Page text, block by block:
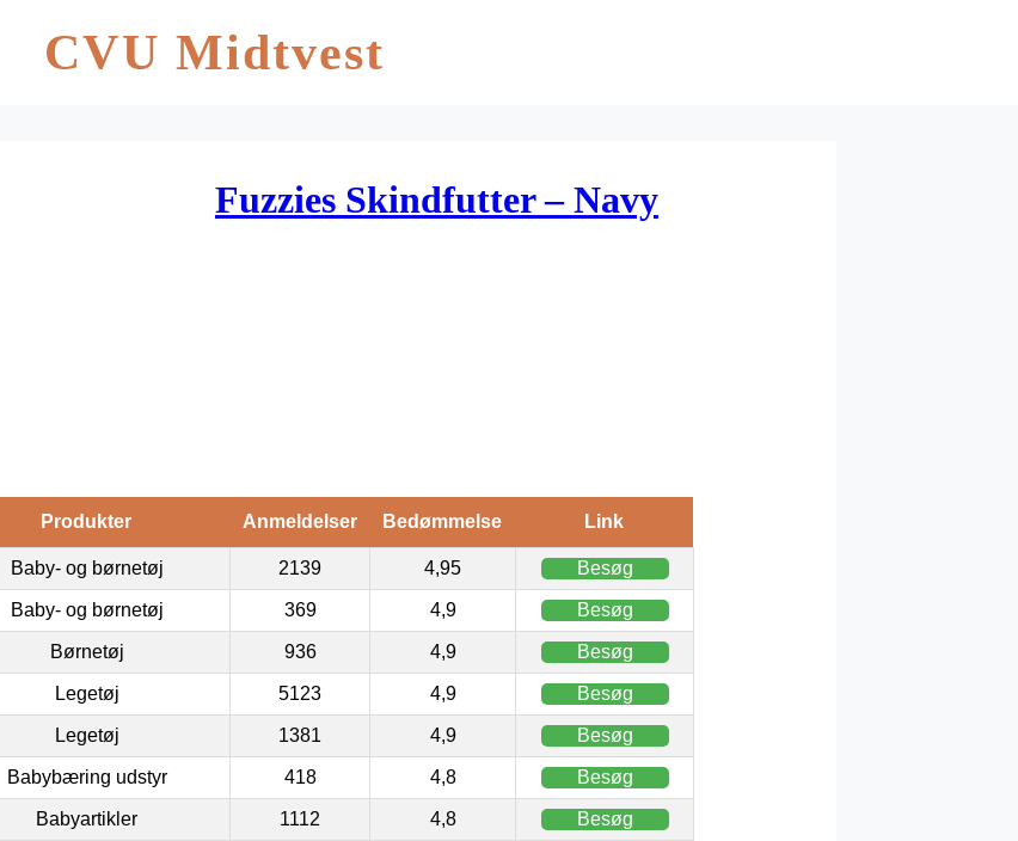
CVU Midtvest
Fuzzies Skindfutter – Navy
Produkter Anmeldelser Bedømmelse Link
Baby- og børnetøj 2139 4,95 Besøg
Baby- og børnetøj 369 4,9 Besøg
Børnetøj 936 4,9 Besøg
Legetøj 5123 4,9 Besøg
Legetøj 1381 4,9 Besøg
Babybæring udstyr 418 4,8 Besøg
Babyartikler 1112 4,8 Besøg